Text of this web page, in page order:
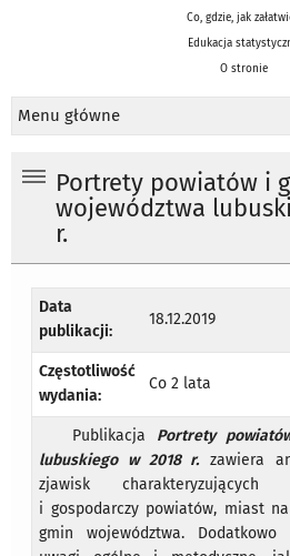
Co, gdzie, jak
Edukacja
O stronie
Menu główne
Portrety powiatów i
województwa
r.
Data
publikacji:
18.12.2019
Częstotliwość
wydania:
Co 2 lata
Publikacja Portrety
lubuskiego w 2018 r. zawiera
zjawisk charakteryzujących
i gospodarczy powiatów, miast
gmin województwa. Dodatkowo